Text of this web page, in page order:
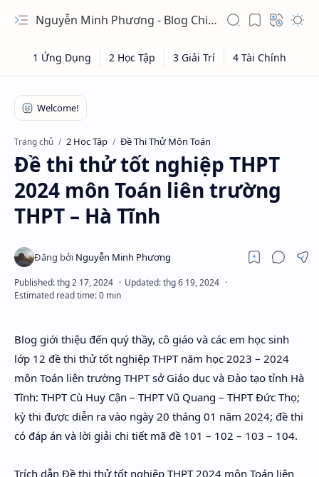
Nguyễn Minh Phương - Blog Chia sẻ Kiến thức Chứng khoán & Tài liệu Toán học
Hidden Menu
Hidden Menu
Trang chủ 2 Học Tập Đề Thi Thử Môn Toán
Đề thi thử tốt nghiệp THPT
2024 môn Toán liên trường
THPT – Hà Tĩnh
Blog giới thiệu đến quý thầy, cô giáo và các em học sinh
lớp 12 đề thi thử tốt nghiệp THPT năm học 2023 – 2024
môn Toán liên trường THPT sở Giáo dục và Đào tạo tỉnh Hà
Tĩnh: THPT Cù Huy Cận – THPT Vũ Quang – THPT Đức Thọ;
kỳ thi được diễn ra vào ngày 20 tháng 01 năm 2024; đề thi
có đáp án và lời giải chi tiết mã đề 101 – 102 – 103 – 104.
Trích dẫn Đề thi thử tốt nghiệp THPT 2024 môn Toán liên